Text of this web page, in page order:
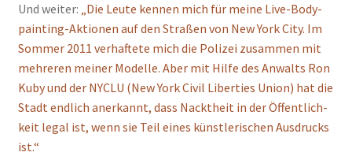
Und wei­ter: „Die Leu­te ken­nen mich für mei­ne Live-Body­
pain­ting-Aktio­nen auf den Stra­ßen von New York City. Im
Som­mer 2011 ver­haf­te­te mich die Poli­zei zusam­men mit
meh­re­ren mei­ner Model­le. Aber mit Hil­fe des Anwalts Ron
Kuby und der NYCLU (New York Civil Liber­ties Uni­on) hat die
Stadt end­lich aner­kannt, dass Nackt­heit in der Öffent­lich­
keit legal ist, wenn sie Teil eines künst­le­ri­schen Aus­drucks
ist.“